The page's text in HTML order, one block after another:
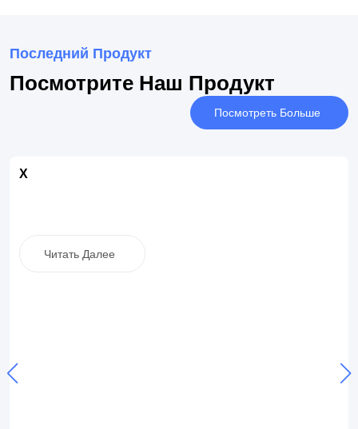
Последний Продукт
Посмотрите Наш Продукт
Посмотреть Больше
X
Читать Далее